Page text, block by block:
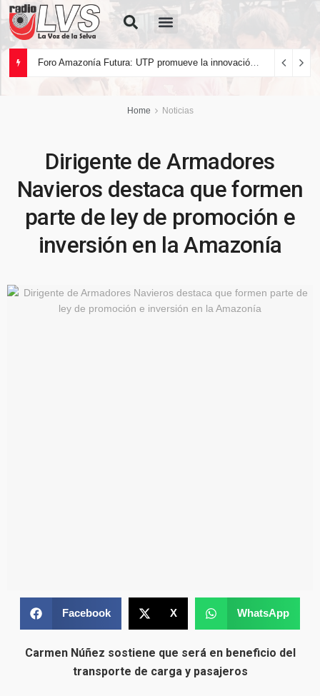
Home Noticias
Dirigente de Armadores
Navieros destaca que formen
parte de ley de promoción e
inversión en la Amazonía
Facebook X WhatsApp
Carmen Núñez sostiene que será en beneficio del
transporte de carga y pasajeros